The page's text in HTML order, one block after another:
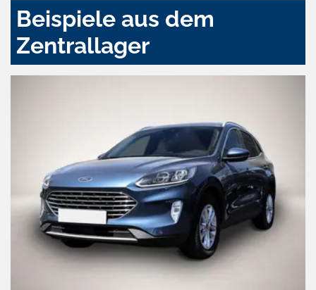
Beispiele aus dem
Zentrallager